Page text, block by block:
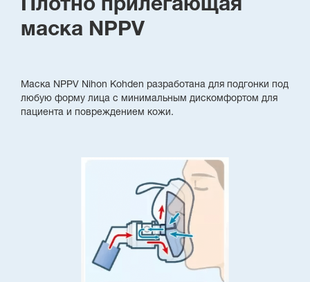
Плотно прилегающая
маска NPPV
Маска NPPV Nihon Kohden разработана для подгонки под
любую форму лица с минимальным дискомфортом для
пациента и повреждением кожи.